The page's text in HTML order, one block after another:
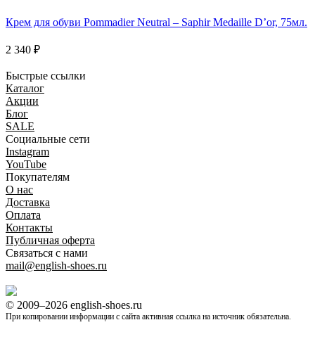
Крем для обуви Pommadier Neutral – Saphir Medaille D’or, 75мл.
2 340 ₽
Быстрые ссылки
Каталог
Акции
Блог
SALE
Социальные сети
Instagram
YouTube
Покупателям
O нас
Доставка
Оплата
Контакты
Публичная оферта
Связаться с нами
mail@english-shoes.ru
© 2009–2026 english-shoes.ru
При копировании информации с сайта активная ссылка на источник обязательна.